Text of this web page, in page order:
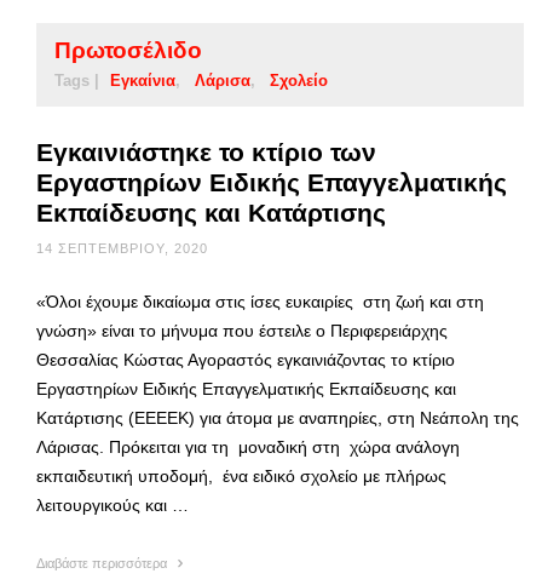
Πρωτοσέλιδο
Tags | Εγκαίνια Λάρισα Σχολείο
Εγκαινιάστηκε το κτίριο των
Εργαστηρίων Ειδικής Επαγγελματικής
Εκπαίδευσης και Κατάρτισης
14 ΣΕΠΤΕΜΒΡΊΟΥ, 2020
«Όλοι έχουμε δικαίωμα στις ίσες ευκαιρίες στη ζωή και στη
γνώση» είναι το μήνυμα που έστειλε ο Περιφερειάρχης
Θεσσαλίας Κώστας Αγοραστός εγκαινιάζοντας το κτίριο
Εργαστηρίων Ειδικής Επαγγελματικής Εκπαίδευσης και
Κατάρτισης (ΕΕΕΕΚ) για άτομα με αναπηρίες, στη Νεάπολη της
Λάρισας. Πρόκειται για τη μοναδική στη χώρα ανάλογη
εκπαιδευτική υποδομή, ένα ειδικό σχολείο με πλήρως
λειτουργικούς και …
Διαβάστε περισσότερα